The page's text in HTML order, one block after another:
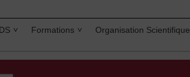
Formations Organisation Scientifique